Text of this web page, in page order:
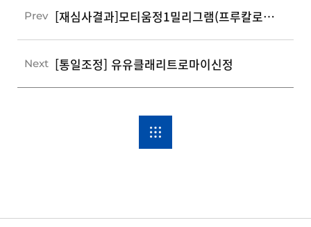
Prev [재심사결과]모티움정1밀리그램(프루칼로프라이드숙신산염)
Next [통일조정] 유유클래리트로마이신정